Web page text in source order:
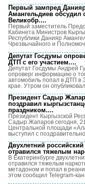
Первый зампред
Амангельдиев обсудил
Великобр....
Первый заместитель
Кабинета Министров
Республики Данияр
Чрезвычайного и
Депутат Госдумы
ДТП с его участием....
Депутат Госдумы Андрей
опроверг информацию о
автомобиль попал в ДТП в
крае. Утром он опубликовал
Президент Садыр
поздравил
праздником....
Президент Кыргызской
Садыр Жапаров сегодня,
Центральной площади
выступил с
Двухлетний
отравился тяжелым
В Екатеринбурге
отравился тяжелым
метадоном и попал в
этом сообщил Telegram-